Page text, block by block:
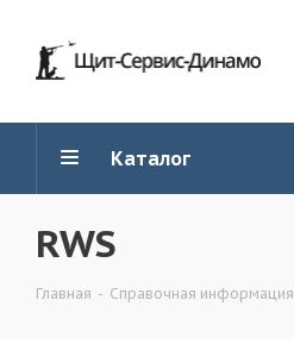
Каталог
RWS
Главная - Справочная информация